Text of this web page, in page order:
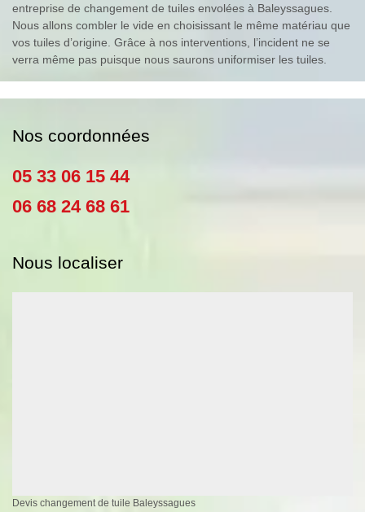
entreprise de changement de tuiles envolées à Baleyssagues.
Nous allons combler le vide en choisissant le même matériau que
vos tuiles d’origine. Grâce à nos interventions, l’incident ne se
verra même pas puisque nous saurons uniformiser les tuiles.
Nos coordonnées
05 33 06 15 44
06 68 24 68 61
Nous localiser
Devis changement de tuile Baleyssagues